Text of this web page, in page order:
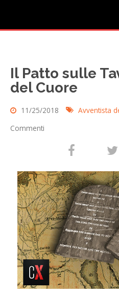
Il Patto sulle
del Cuore
11/25/2018 Avventista
Commenti